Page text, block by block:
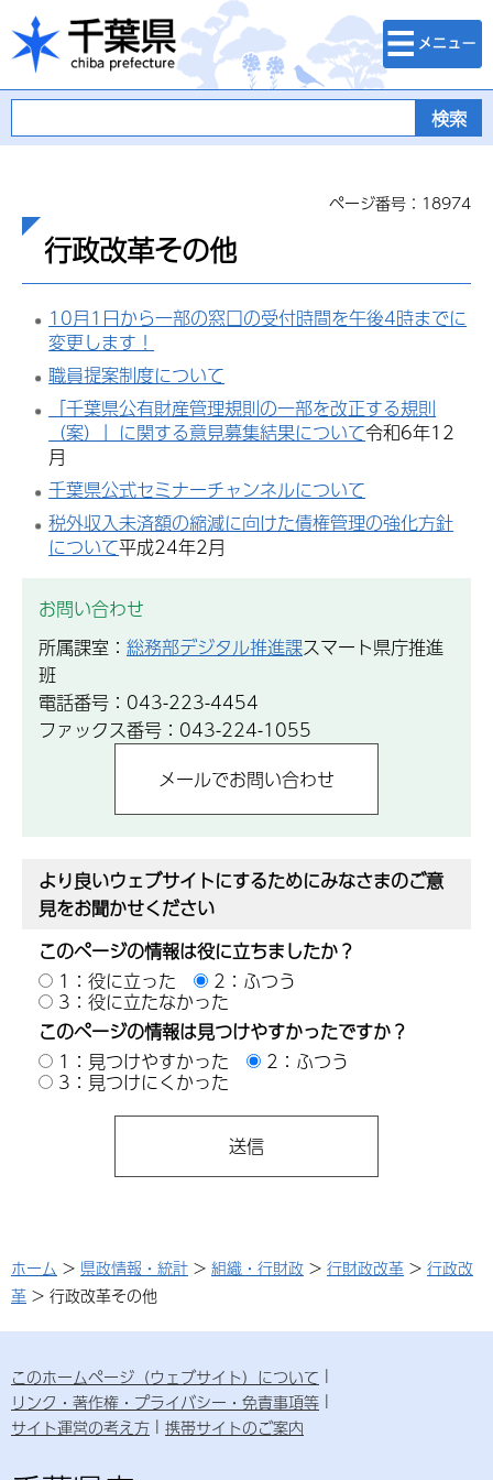
千葉県
検索・メニュ
ー
ページ番号：18974
行政改革その他
10月1日から一部の窓口の受付時間を午後4時までに
変更します！
職員提案制度について
「千葉県公有財産管理規則の一部を改正する規則
（案）」に関する意見募集結果について令和6年12
月
千葉県公式セミナーチャンネルについて
税外収入未済額の縮減に向けた債権管理の強化方針
について平成24年2月
お問い合わせ
所属課室： 総務部デジタル推進課スマート県庁推進
班
電話番号：043-223-4454
ファックス番号：043-224-1055
より良いウェブサイトにするためにみなさまのご意
見をお聞かせください
このページの情報は役に立ちましたか？
1：役に立った
2：ふつう
3：役に立たなかった
このページの情報は見つけやすかったですか？
1：見つけやすかった
2：ふつう
3：見つけにくかった
ホーム > 県政情報・統計 > 組織・行財政 > 行財政改革 > 行政改
革 > 行政改革その他
このホームページ（ウェブサイト）について
リンク・著作権・プライバシー・免責事項等
サイト運営の考え方
携帯サイトのご案内